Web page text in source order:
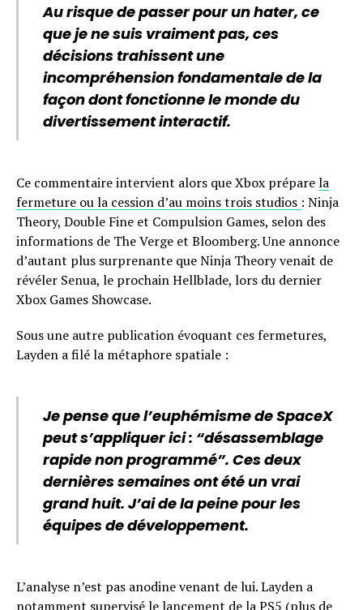
Au risque de passer pour un hater, ce
que je ne suis vraiment pas, ces
décisions trahissent une
incompréhension fondamentale de la
façon dont fonctionne le monde du
divertissement interactif.
Ce commentaire intervient alors que Xbox préparela
fermeture ou la cession d’au moins trois studios : Ninja
Theory, Double Fine et Compulsion Games, selon des
informations de The Verge et Bloomberg. Une annonce
d’autant plus surprenante que Ninja Theory venait de
révéler Senua, le prochain Hellblade, lors du dernier
Xbox Games Showcase.
Sous une autre publication évoquant ces fermetures,
Layden a filé la métaphore spatiale :
Je pense que l’euphémisme de SpaceX
peut s’appliquer ici : “désassemblage
rapide non programmé”. Ces deux
dernières semaines ont été un vrai
grand huit. J’ai de la peine pour les
équipes de développement.
L’analyse n’est pas anodine venant de lui. Layden a
notamment supervisé le lancement de la PS5 (plus de